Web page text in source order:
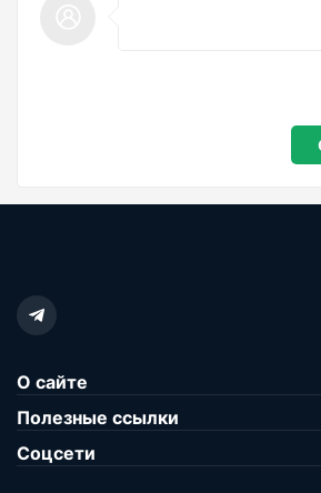
О сайте
Полезные ссылки
Соцсети